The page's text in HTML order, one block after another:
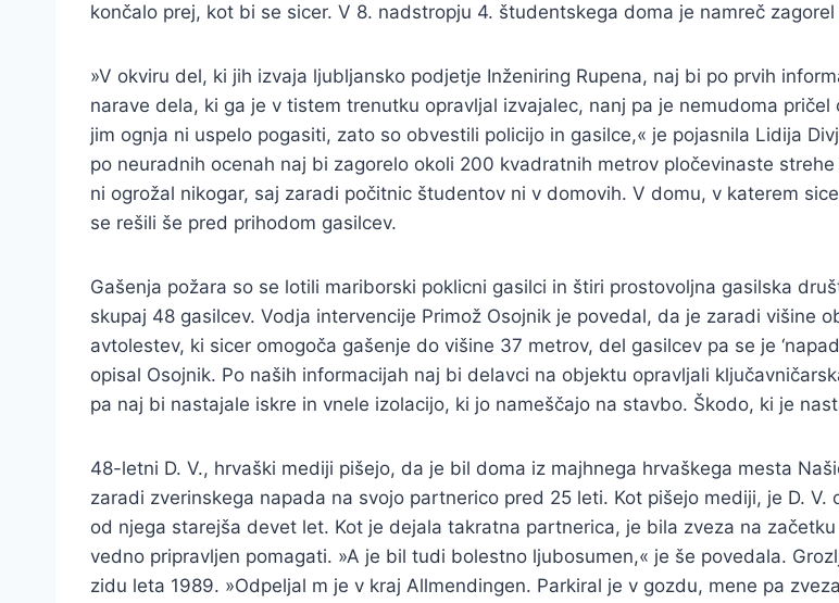
končalo prej, kot bi se sicer. V 8. nadstropju 4. študentskega doma je namreč
»V okviru del, ki jih izvaja ljubljansko podjetje Inženiring Rupena, naj bi po prvih
narave dela, ki ga je v tistem trenutku opravljal izvajalec, nanj pa je nemudoma
jim ognja ni uspelo pogasiti, zato so obvestili policijo in gasilce,« je pojasnila Lidija
po neuradnih ocenah naj bi zagorelo okoli 200 kvadratnih metrov pločevinaste
ni ogrožal nikogar, saj zaradi počitnic študentov ni v domovih. V domu, v katerem
se rešili še pred prihodom gasilcev.
Gašenja požara so se lotili mariborski poklicni gasilci in štiri prostovoljna gasilska
skupaj 48 gasilcev. Vodja intervencije Primož Osojnik je povedal, da je zaradi višine
avtolestev, ki sicer omogoča gašenje do višine 37 metrov, del gasilcev pa se je
opisal Osojnik. Po naših informacijah naj bi delavci na objektu opravljali
pa naj bi nastajale iskre in vnele izolacijo, ki jo nameščajo na stavbo. Škodo, ki je
48-letni D. V., hrvaški mediji pišejo, da je bil doma iz majhnega hrvaškega mesta
zaradi zverinskega napada na svojo partnerico pred 25 leti. Kot pišejo mediji, je D.
od njega starejša devet let. Kot je dejala takratna partnerica, je bila zveza na
vedno pripravljen pomagati. »A je bil tudi bolestno ljubosumen,« je še povedala.
zidu leta 1989. »Odpeljal m je v kraj Allmendingen. Parkiral je v gozdu, mene pa